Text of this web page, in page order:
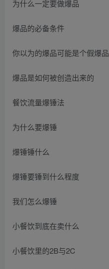
为什么一定要做爆品
爆品的必备条件
你以为的爆品可能是个假爆品
爆品是如何被创造出来的
餐饮流量爆锤法
为什么要爆锤
爆锤锤什么
爆锤要锤到什么程度
我们怎么爆锤
小餐饮到底在卖什么
小餐饮里的2B与2C